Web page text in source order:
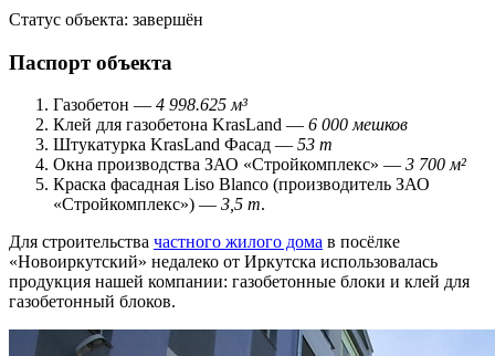
Статус объекта: завершён
Паспорт объекта
Газобетон — 4 998.625 м³
Клей для газобетона KrasLand — 6 000 мешков
Штукатурка KrasLand Фасад — 53 т
Окна производства ЗАО «Стройкомплекс» — 3 700 м²
Краска фасадная Liso Blanco (производитель ЗАО
«Стройкомплекс») — 3,5 т.
Для строительства частного жилого дома в посёлке
«Новоиркутский» недалеко от Иркутска использовалась
продукция нашей компании: газобетонные блоки и клей для
газобетонный блоков.